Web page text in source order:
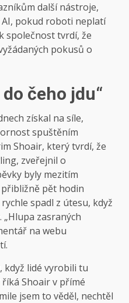
další nástroje,
pokud roboti neplatí
společnost tvrdí, že
pokusů o
čeho jdu“
získal na síle,
spuštěním
Shoair, který tvrdí, že
zveřejnil o
byly mezitím
přibližně pět hodin
spadl z útesu, když
zasraných
na webu
když lidé vyrobili tu
říká Shoair v přímé
jsem to věděl, nechtěl